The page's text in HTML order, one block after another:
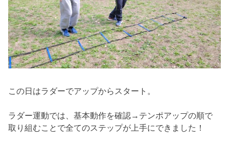
この日はラダーでアップからスタート。
ラダー運動では、基本動作を確認→テンポアップの順で
取り組むことで全てのステップが上手にできました！